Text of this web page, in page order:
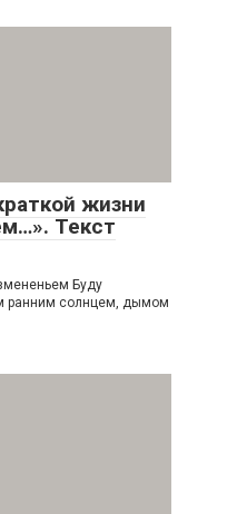
жизни
Текст
Буду
ранним солнцем, дымом